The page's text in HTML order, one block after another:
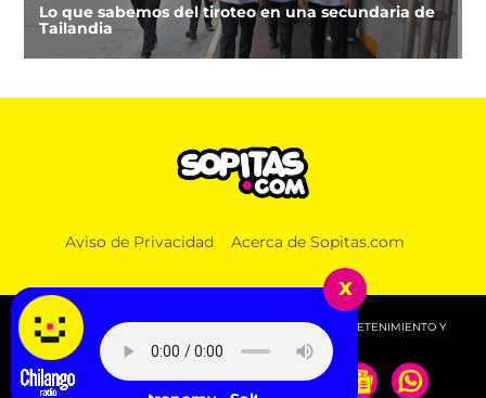
Lo que sabemos del tiroteo en una secundaria de
Tailandia
Aviso de Privacidad Acerca de Sopitas.com
© 2026 SOPITAS.COM - MÚSICA, NOTICIAS, DEPORTES, ENTRETENIMIENTO Y
MÁS!.
x